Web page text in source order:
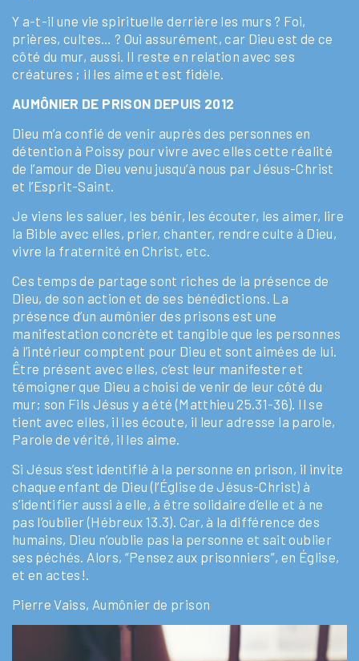
Y a-t-il une vie spirituelle derrière les murs ? Foi,
prières, cultes… ? Oui assurément, car Dieu est de ce
côté du mur, aussi. Il reste en relation avec ses
créatures ; il les aime et est fidèle.
AUMÔNIER DE PRISON DEPUIS 2012
Dieu m’a confié de venir auprès des personnes en
détention à Poissy pour vivre avec elles cette réalité
de l’amour de Dieu venu jusqu’à nous par Jésus-Christ
et l’Esprit-Saint.
Je viens les saluer, les bénir, les écouter, les aimer, lire
la Bible avec elles, prier, chanter, rendre culte à Dieu,
vivre la fraternité en Christ, etc.
Ces temps de partage sont riches de la présence de
Dieu, de son action et de ses bénédictions. La
présence d’un aumônier des prisons est une
manifestation concrète et tangible que les personnes
à l’intérieur comptent pour Dieu et sont aimées de lui.
Être présent avec elles, c’est leur manifester et
témoigner que Dieu a choisi de venir de leur côté du
mur; son Fils Jésus y a été (Matthieu 25.31-36). Il se
tient avec elles, il les écoute, il leur adresse la parole,
Parole de vérité, il les aime.
Si Jésus s’est identifié à la personne en prison, il invite
chaque enfant de Dieu (l’Église de Jésus-Christ) à
s’identifier aussi à elle, à être solidaire d’elle et à ne
pas l’oublier (Hébreux 13.3). Car, à la différence des
humains, Dieu n’oublie pas la personne et sait oublier
ses péchés. Alors, “Pensez aux prisonniers”, en Église,
et en actes!.
Pierre Vaiss, Aumônier de prison